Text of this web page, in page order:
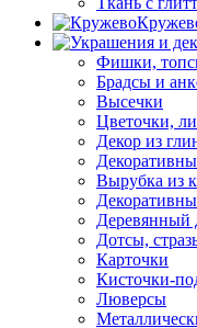
Фишки,
Брадсы и
Высечки
Цветочки,
Декор из
Вырубка из
Деревянный
Дотсы,
Карточки
Кисточки-
Люверсы